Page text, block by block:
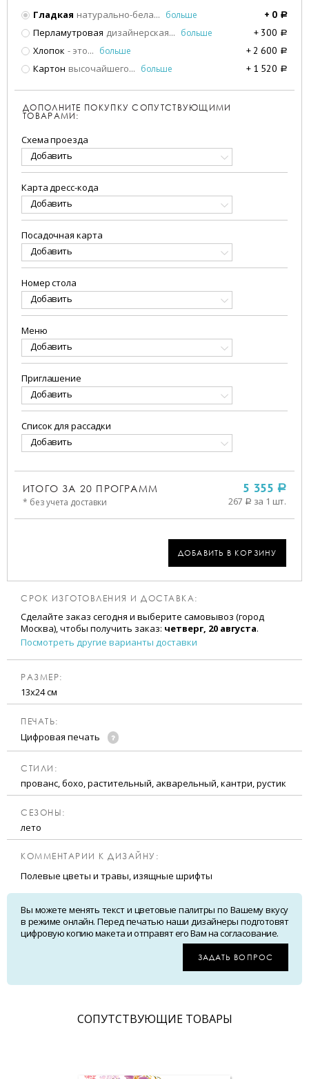
Гладкая натурально-бела... больше + 0 a
Перламутровая дизайнерская... больше + 300 a
Хлопок - это... больше + 2 600 a
Картон высочайшего... больше + 1 520 a
ДОПОЛНИТЕ ПОКУПКУ СОПУТСТВУЮЩИМИ
ТОВАРАМИ:
Схема проезда
Добавить
Карта дресс-кода
Добавить
Посадочная карта
Добавить
Номер стола
Добавить
Меню
Добавить
Приглашение
Добавить
Список для рассадки
Добавить
ИТОГО ЗА 20 ПРОГРАММ
* без учета доставки
5 355 a
267 a за 1 шт.
ДОБАВИТЬ В КОРЗИНУ
СРОК ИЗГОТОВЛЕНИЯ И ДОСТАВКА:
Сделайте заказ сегодня и выберите самовывоз (город
Москва), чтобы получить заказ: четверг, 20 августа.
Посмотреть другие варианты доставки
РАЗМЕР:
13х24 см
ПЕЧАТЬ:
Цифровая печать
CТИЛИ:
прованс, бохо, растительный, акварельный, кантри, рустик
CЕЗОНЫ:
лето
КОММЕНТАРИИ К ДИЗАЙНУ:
Полевые цветы и травы, изящные шрифты
Вы можете менять текст и цветовые палитры по Вашему вкусу
в режиме онлайн. Перед печатью наши дизайнеры подготовят
цифровую копию макета и отправят его Вам на согласование.
ЗАДАТЬ ВОПРОС
CОПУТСТВУЮЩИЕ ТОВАРЫ